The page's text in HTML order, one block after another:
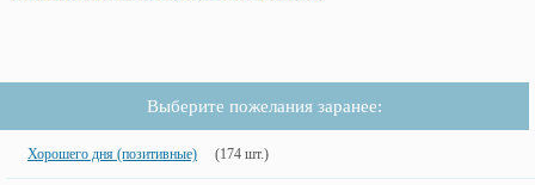
Выберите пожелания заранее:
Хорошего дня (позитивные) (174 шт.)